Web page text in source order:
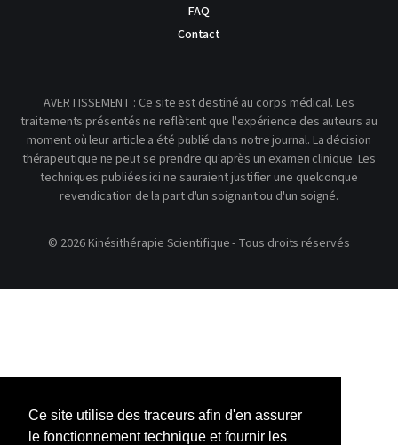
Ce site utilise des traceurs afin d'en assurer
le fonctionnement technique et fournir les
FAQ
Contact
AVERTISSEMENT : Ce site est destiné au corps médical. Les
traitements présentés ne reflètent que l'expérience des auteurs au
moment où leur article a été publié dans notre journal. La décision
thérapeutique ne peut se prendre qu'après un examen clinique. Les
techniques publiées ici ne sauraient justifier une quelconque
revendication de la part d'un soignant ou d'un soigné.
© 2026 Kinésithérapie Scientifique - Tous droits réservés